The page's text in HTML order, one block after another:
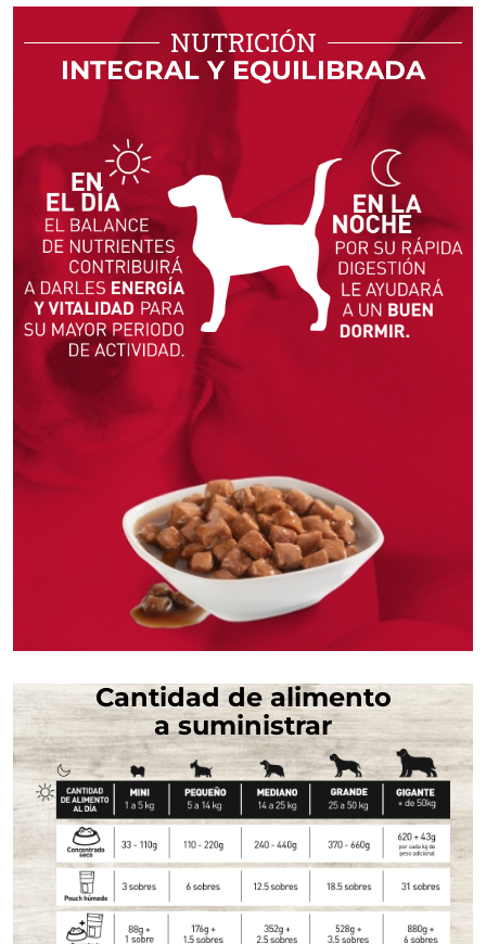
NUTRICIÓN
INTEGRAL Y EQUILIBRADA
Cantidad de alimento
a suministrar